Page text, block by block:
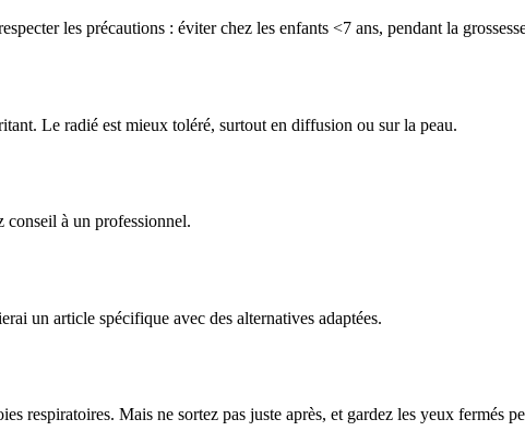
les précautions : éviter chez les enfants <7 ans, pendant la
Le radié est mieux toléré, surtout en diffusion ou sur la peau.
conseil à un professionnel.
un article spécifique avec des alternatives adaptées.
respiratoires. Mais ne sortez pas juste après, et gardez les yeux fermés